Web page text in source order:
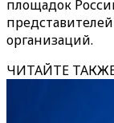
площадок
организаций.
ЧИТАЙТЕ